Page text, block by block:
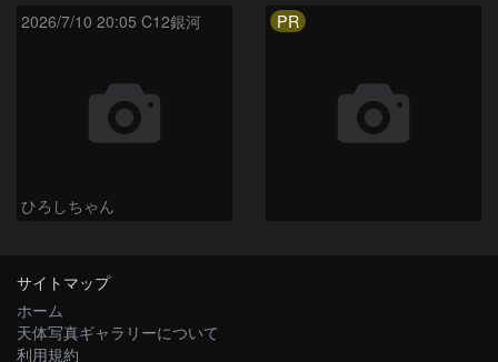
2026/7/10 20:05 C12銀河
ひろしちゃん
PR
サイトマップ
ホーム
天体写真ギャラリーについて
利用規約